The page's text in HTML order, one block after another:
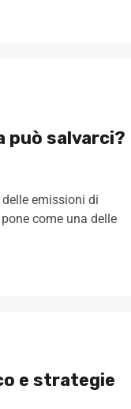
può salvarci?
emissioni di
come una delle
e strategie